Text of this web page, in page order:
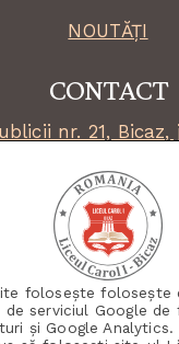
NOUTĂȚI
CONTACT
nr. 21,
fax: 0233 253 036
facebook:
este dezvoltat și
și pentru folosul
folosește folosește
serviciul Google de
și Google Analytics.